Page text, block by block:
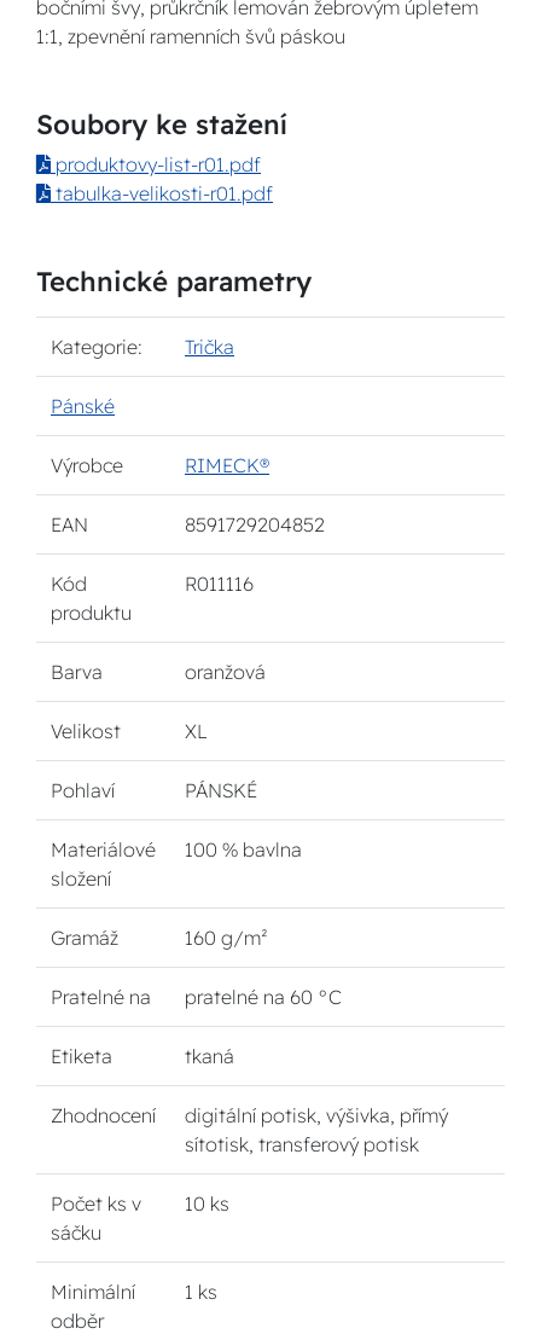
bočními švy, průkrčník lemován žebrovým úpletem
1:1, zpevnění ramenních švů páskou
Soubory ke stažení
produktovy-list-r01.pdf
tabulka-velikosti-r01.pdf
Technické parametry
Kategorie: Trička
Pánské
Výrobce RIMECK®
EAN 8591729204852
Kód
produktu
R011116
Barva oranžová
Velikost XL
Pohlaví PÁNSKÉ
Materiálové
složení
100 % bavlna
Gramáž 160 g/m²
Pratelné na pratelné na 60 °C
Etiketa tkaná
Zhodnocení
digitální potisk, výšivka, přímý
sítotisk, transferový potisk
Počet ks v
sáčku
10 ks
Minimální
odběr
1 ks